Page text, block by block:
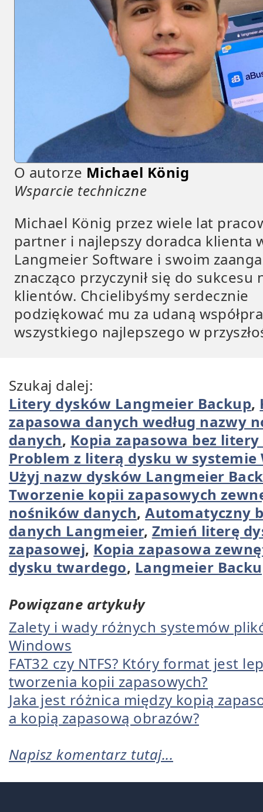
O autorze Michael König
Wsparcie techniczne
Michael König przez wiele lat
partner i najlepszy doradca klienta
Langmeier Software i swoim
znacząco przyczynił się do sukcesu
klientów. Chcielibyśmy serdecznie
podziękować mu za udaną
wszystkiego najlepszego w
Szukaj dalej:
Litery dysków Langmeier Backup,
zapasowa danych według nazwy
danych, Kopia zapasowa bez
Problem z literą dysku w systemie
Użyj nazw dysków Langmeier
Tworzenie kopii zapasowych
nośników danych,Automatyczny
danych Langmeier, Zmień literę
zapasowej, Kopia zapasowa
dysku twardego, Langmeier
Powiązane artykuły
Zalety i wady różnych systemów
Windows
FAT32 czy NTFS? Który format jest
tworzenia kopii zapasowych?
Jaka jest różnica między kopią
a kopią zapasową obrazów?
Napisz komentarz tutaj...